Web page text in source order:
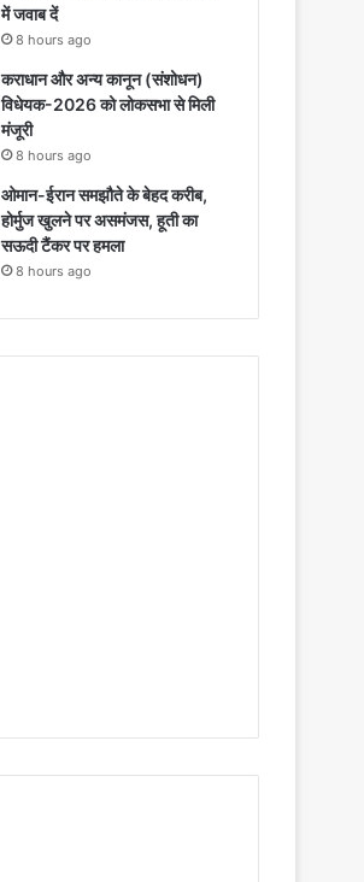
में जवाब दें
8 hours ago
कराधान और अन्य कानून (संशोधन)
विधेयक-2026 को लोकसभा से मिली
मंजूरी
8 hours ago
ओमान-ईरान समझौते के बेहद करीब,
होर्मुज खुलने पर असमंजस, हूती का
सऊदी टैंकर पर हमला
8 hours ago